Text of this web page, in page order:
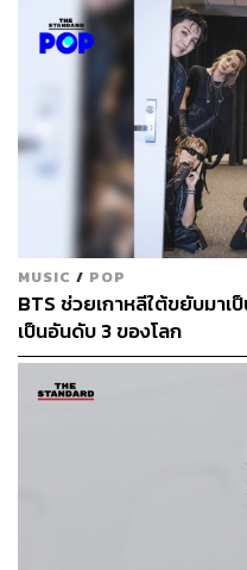
MUSIC / POP
BTS ช่วยเกาหลีใต้ขยับมา
เป็นอันดับ 3 ของโลก